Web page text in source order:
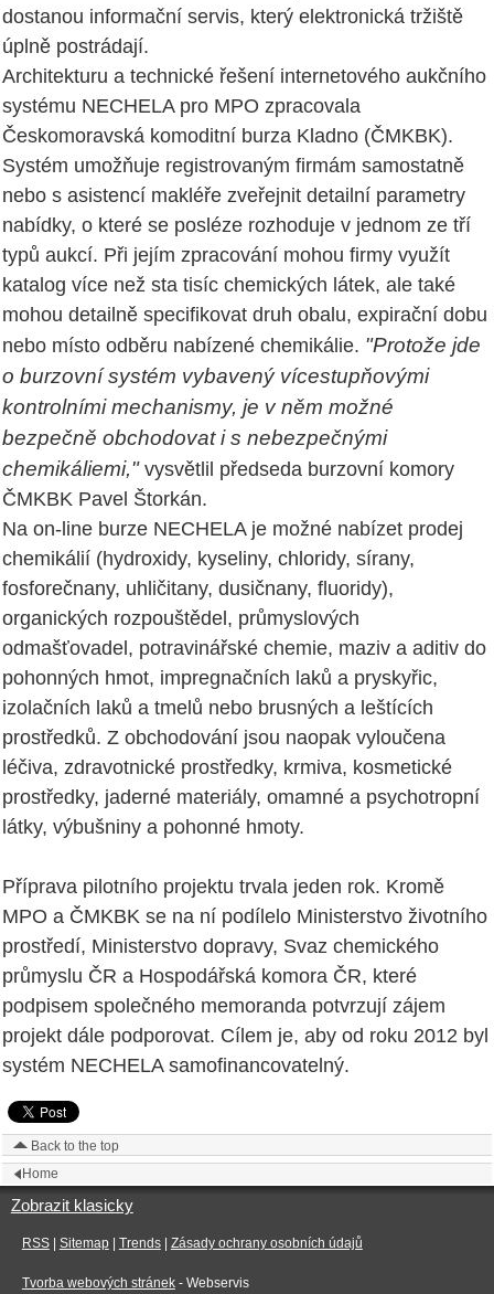
dostanou informační servis, který elektronická tržiště
úplně postrádají.
Architekturu a technické řešení internetového aukčního
systému NECHELA pro MPO zpracovala
Českomoravská komoditní burza Kladno (ČMKBK).
Systém umožňuje registrovaným firmám samostatně
nebo s asistencí makléře zveřejnit detailní parametry
nabídky, o které se posléze rozhoduje v jednom ze tří
typů aukcí. Při jejím zpracování mohou firmy využít
katalog více než sta tisíc chemických látek, ale také
mohou detailně specifikovat druh obalu, expirační dobu
nebo místo odběru nabízené chemikálie. "Protože jde
o burzovní systém vybavený vícestupňovými
kontrolními mechanismy, je v něm možné
bezpečně obchodovat i s nebezpečnými
chemikáliemi,"vysvětlil předseda burzovní komory
ČMKBK Pavel Štorkán.
Na on-line burze NECHELA je možné nabízet prodej
chemikálií (hydroxidy, kyseliny, chloridy, sírany,
fosforečnany, uhličitany, dusičnany, fluoridy),
organických rozpouštědel, průmyslových
odmašťovadel, potravinářské chemie, maziv a aditiv do
pohonných hmot, impregnačních laků a pryskyřic,
izolačních laků a tmelů nebo brusných a leštících
prostředků. Z obchodování jsou naopak vyloučena
léčiva, zdravotnické prostředky, krmiva, kosmetické
prostředky, jaderné materiály, omamné a psychotropní
látky, výbušniny a pohonné hmoty.
Příprava pilotního projektu trvala jeden rok. Kromě
MPO a ČMKBK se na ní podílelo Ministerstvo životního
prostředí, Ministerstvo dopravy, Svaz chemického
průmyslu ČR a Hospodářská komora ČR, které
podpisem společného memoranda potvrzují zájem
projekt dále podporovat. Cílem je, aby od roku 2012 byl
systém NECHELA samofinancovatelný.
Back to the top
Home
Zobrazit klasicky
RSS| Sitemap| Trends| Zásady ochrany osobních údajů
Tvorba webových stránek- Webservis